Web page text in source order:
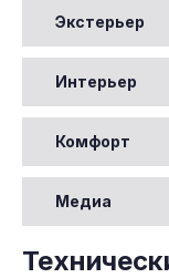
Экстерьер
Интерьер
Комфорт
Медиа